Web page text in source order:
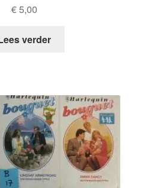
€5,00
verder